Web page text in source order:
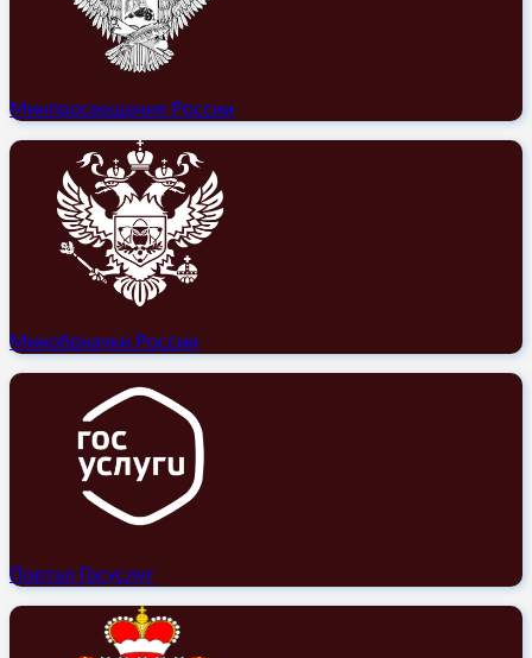
Минпросвещения России
Минобрнауки России
Портал Госуслуг